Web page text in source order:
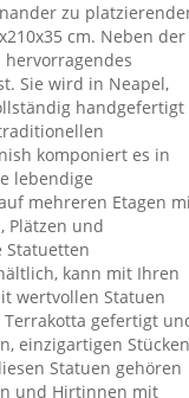
zu
cm. Neben der
Sie wird in Neapel,
handgefertigt
komponiert es in
lebendige
mehreren Etagen
Plätzen und
Statuetten
kann mit Ihren
wertvollen Statuen
gefertigt
einzigartigen Stücken
Statuen gehören
und Hirtinnen mit